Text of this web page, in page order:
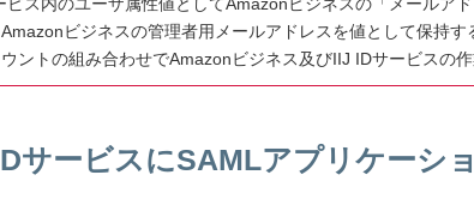
ビジネスの管理者用メールアドレスを値として保持
ントの組み合わせでAmazonビジネス及びIIJ IDサービスの
サービスにSAMLアプリケーシ